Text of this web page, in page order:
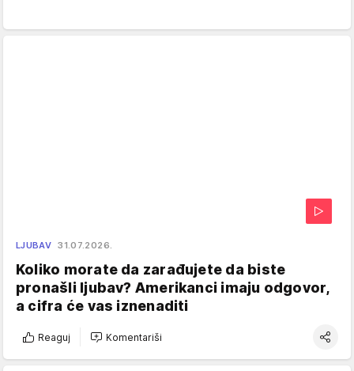
LJUBAV 31.07.2026.
Koliko morate da zarađujete da biste
pronašli ljubav? Amerikanci imaju odgovor,
a cifra će vas iznenaditi
Reaguj Komentariši